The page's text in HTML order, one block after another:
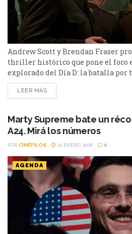
Andrew Scott y Brendan Fraser
thriller histórico que pone el foco
explorado del Día D: la batalla por
correcta cuando el tiempo podía
miles de personas en Pressure.
encontrar una historia inédita
LEER MÁS
Marty Supreme bate un
A24. Mirá los números
POR CINÉFILOS 21 ENERO, 2026 0
AGENDA